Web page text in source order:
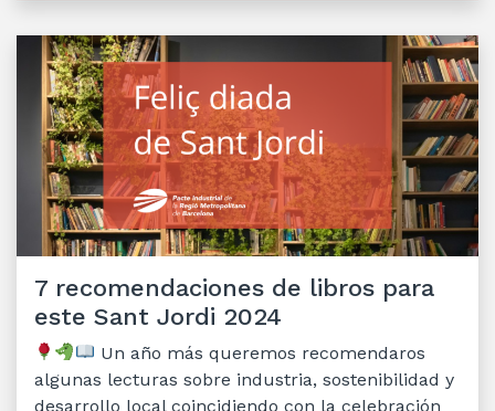
7 recomendaciones de libros para
este Sant Jordi 2024
Un año más queremos recomendaros
algunas lecturas sobre industria, sostenibilidad y
desarrollo local coincidiendo con la celebración